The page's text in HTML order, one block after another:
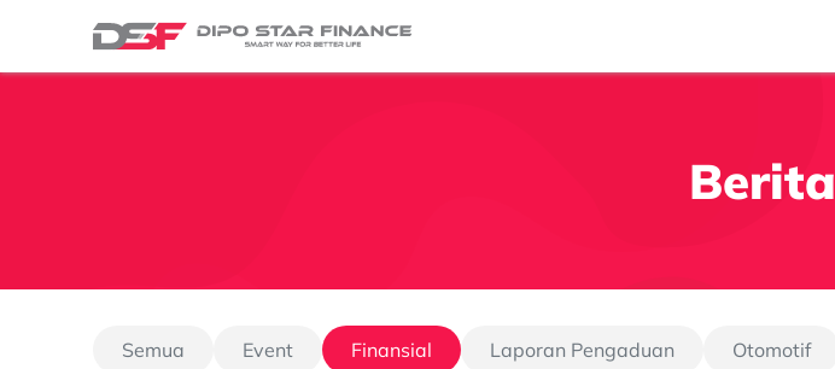
Berita
Semua Event Finansial Laporan Pengaduan Otomotif